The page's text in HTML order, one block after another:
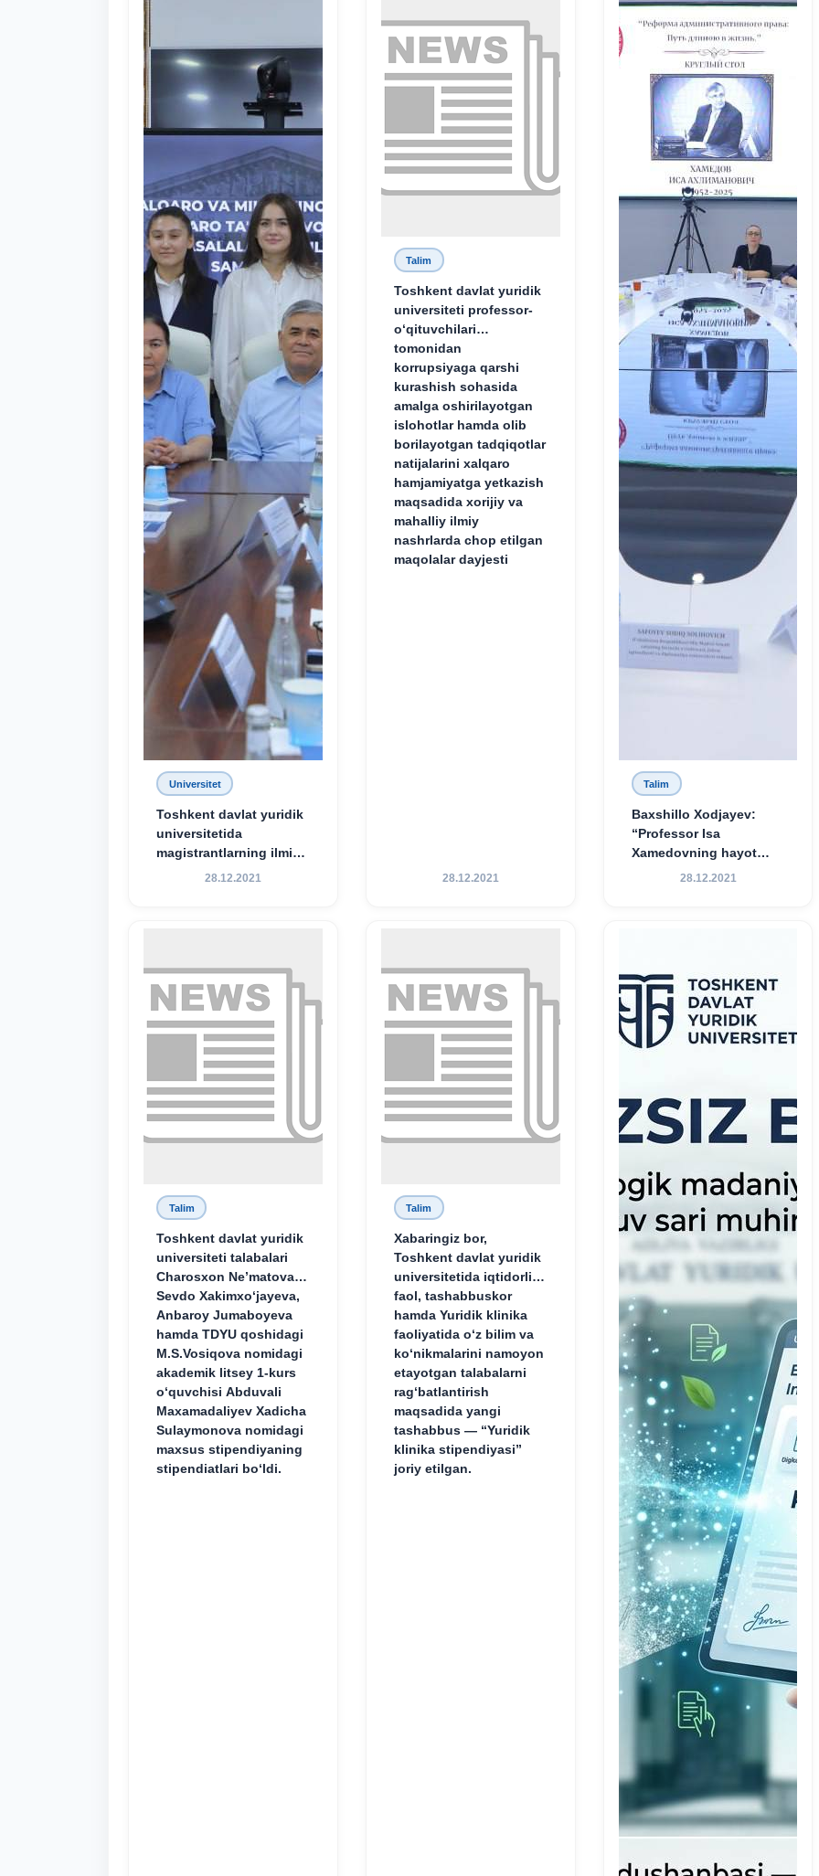
Universitet
Toshkent davlat yuridik
universitetida
magistrantlarning ilmiy-
amaliy konferensiyasi
28.12.2021
Talim
Toshkent davlat yuridik
universiteti professor-
o‘qituvchilari
tomonidan
korrupsiyaga qarshi
kurashish sohasida
amalga oshirilayotgan
islohotlar hamda olib
borilayotgan tadqiqotlar
natijalarini xalqaro
hamjamiyatga yetkazish
maqsadida xorijiy va
mahalliy ilmiy
nashrlarda chop etilgan
maqolalar dayjesti
28.12.2021
Talim
Baxshillo Xodjayev:
“Professor Isa
Xamedovning hayot
yo‘li — ilm-fanga,
28.12.2021
Talim
Toshkent davlat yuridik
universiteti talabalari
Charosxon Ne’matova,
Sevdo Xakimxo‘jayeva,
Anbaroy Jumaboyeva
hamda TDYU qoshidagi
M.S.Vosiqova nomidagi
akademik litsey 1-kurs
o‘quvchisi Abduvali
Maxamadaliyev Xadicha
Sulaymonova nomidagi
maxsus stipendiyaning
stipendiatlari bo‘ldi.
Talim
Xabaringiz bor,
Toshkent davlat yuridik
universitetida iqtidorli,
faol, tashabbuskor
hamda Yuridik klinika
faoliyatida o‘z bilim va
ko‘nikmalarini namoyon
etayotgan talabalarni
rag‘batlantirish
maqsadida yangi
tashabbus — “Yuridik
klinika stipendiyasi”
joriy etilgan.